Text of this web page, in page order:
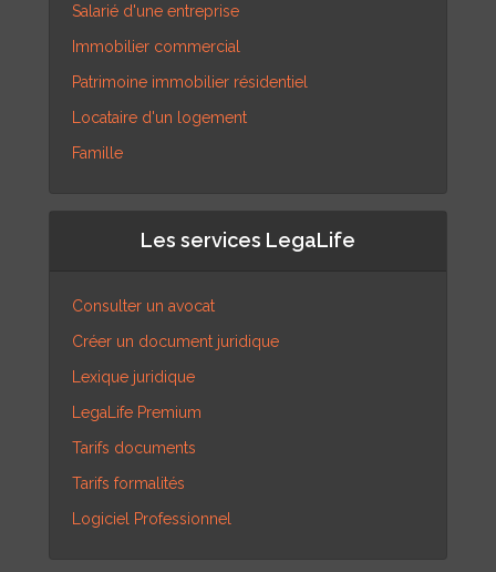
Salarié d'une entreprise
Immobilier commercial
Patrimoine immobilier résidentiel
Locataire d'un logement
Famille
Les services LegaLife
Consulter un avocat
Créer un document juridique
Lexique juridique
LegaLife Premium
Tarifs documents
Tarifs formalités
Logiciel Professionnel